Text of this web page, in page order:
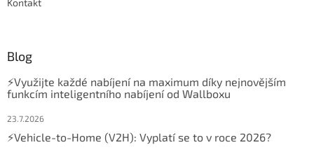
Blog
⚡Využijte každé nabíjení na maximum díky nejnovějším
funkcím inteligentního nabíjení od Wallboxu
23.7.2026
⚡Vehicle-to-Home (V2H): Vyplatí se to v roce 2026?